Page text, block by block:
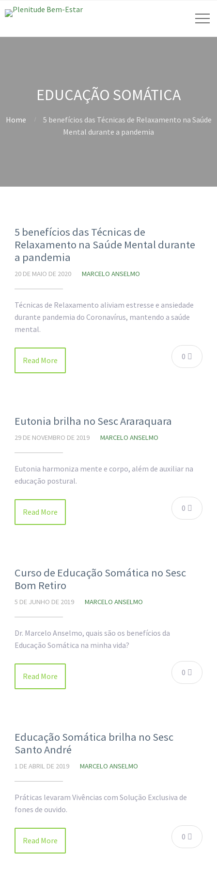
EDUCAÇÃO SOMÁTICA
Home
5 benefícios das Técnicas de Relaxamento na Saúde
Mental durante a pandemia
5 benefícios das Técnicas de
Relaxamento na Saúde Mental durante
a pandemia
20 DE MAIO DE 2020 MARCELO ANSELMO
Técnicas de Relaxamento aliviam estresse e ansiedade
durante pandemia do Coronavírus, mantendo a saúde
mental.
0
Read More
Eutonia brilha no Sesc Araraquara
29 DE NOVEMBRO DE 2019 MARCELO ANSELMO
Eutonia harmoniza mente e corpo, além de auxiliar na
educação postural.
0
Read More
Curso de Educação Somática no Sesc
Bom Retiro
5 DE JUNHO DE 2019 MARCELO ANSELMO
Dr. Marcelo Anselmo, quais são os benefícios da
Educação Somática na minha vida?
0
Read More
Educação Somática brilha no Sesc
Santo André
1 DE ABRIL DE 2019 MARCELO ANSELMO
Práticas levaram Vivências com Solução Exclusiva de
fones de ouvido.
0
Read More